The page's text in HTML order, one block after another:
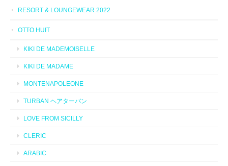
RESORT & LOUNGEWEAR 2022
OTTO HUIT
KIKI DE MADEMOISELLE
KIKI DE MADAME
MONTENAPOLEONE
TURBAN ヘアターバン
LOVE FROM SICILLY
CLERIC
ARABIC